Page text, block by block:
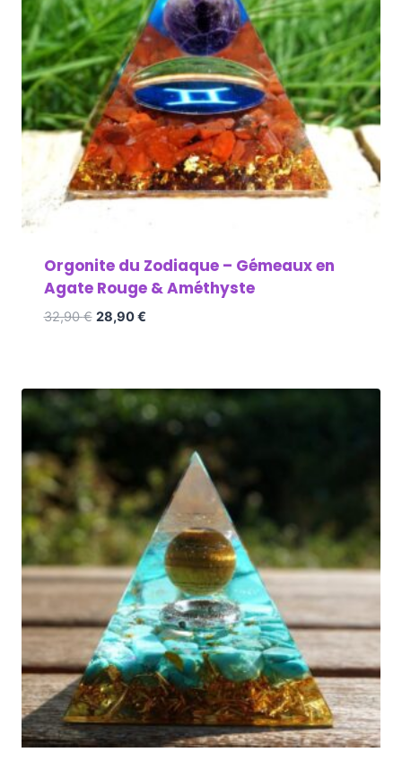
Orgonite du Zodiaque – Gémeaux en
Agate Rouge & Améthyste
32,90€ 28,90€